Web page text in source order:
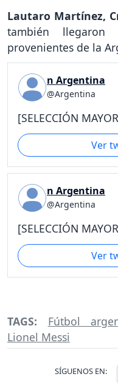
Lautaro Martínez,
también
provenientes de la
n Argentina
@Argentina
[SELECCIÓN
Ver
n Argentina
@Argentina
[SELECCIÓN
Ver
TAGS: Fútbol
Lionel Messi
SÍGUENOS EN: